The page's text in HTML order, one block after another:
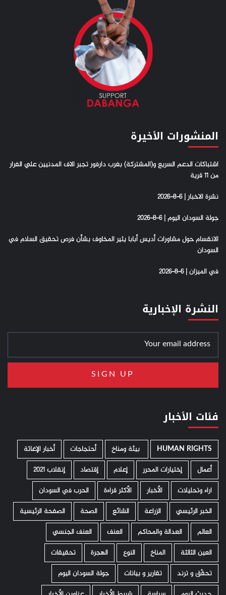
المنشورات الأخيرة
اشتباكات الدعم السريع و(المشتركة) بغرب دارفور تجبر الاف المدنيين علي الفرار
من 11 قرية
نشرة الاخبار | 6-8-2026
جولة السودان اليوم | 6-8-2026
الانقسام حول مشاورات أديس أبابا يثير المخاوف بشأن فرص تحقيق السلام في
السودان
في الميزان | 6-8-2026
النشرة الإخبارية
فئات الأخبار
HUMAN RIGHTS ­ بيئة ومناخ أحتجاجات
أخبار الإغاثة
أعمال
إختيارات المحرر إعلام إقتصاد
إنقلاب 2021
اراء وتحليلات
الأخبار الأكثر قراءة
الحرب في السودان
الخبر الرئيسي
الزراعة الشائع الصحة
الصفحة الرئيسية
العالم
العدالة والمحاكم العنف
العنف الجنسي
العين الثالثة
المناخ النوع الهجرة
تحقيقات
تحقّق و ترند
تقارير و بيانات
جولة السودان اليوم